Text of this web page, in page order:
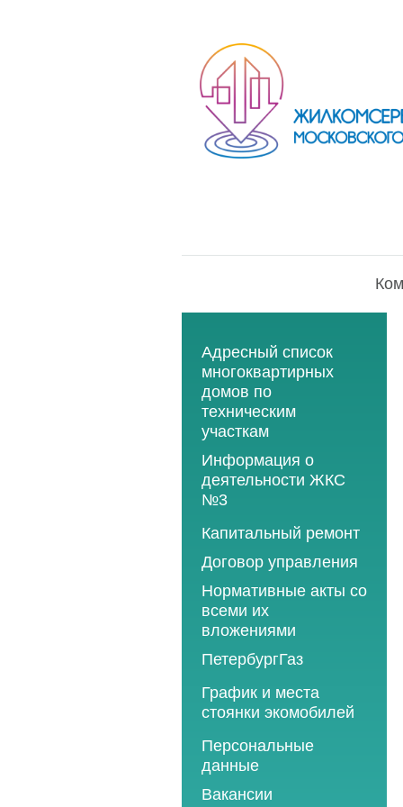
Адресный список
многоквартирных
домов по
техническим
участкам
Информация о
деятельности ЖКС
№3
Программы
2013 год
2014 год
2015 год
2016 год
2017 год
2018 год
Капитальный ремонт
Договор управления
Нормативные акты со
всеми их
вложениями
ПетербургГаз
2018 год
2019 год
2020 год
2021 год
2022 год
График и места
стоянки экомобилей
2019 год
2020 год
2021 год
Персональные
данные
Вакансии